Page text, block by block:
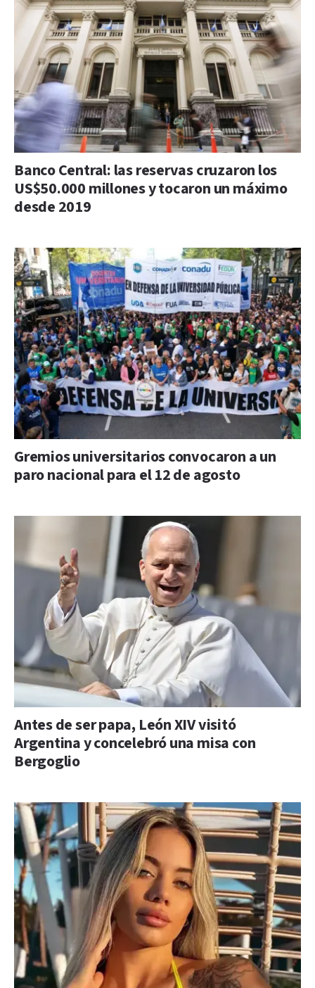
Banco Central: las reservas cruzaron los
US$50.000 millones y tocaron un máximo
desde 2019
Gremios universitarios convocaron a un
paro nacional para el 12 de agosto
Antes de ser papa, León XIV visitó
Argentina y concelebró una misa con
Bergoglio